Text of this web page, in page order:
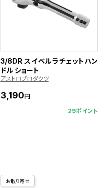
3/8DR スイベルラチェットハン
ドル ショート
アストロプロダクツ
3,190円
29ポイント
お取り寄せ